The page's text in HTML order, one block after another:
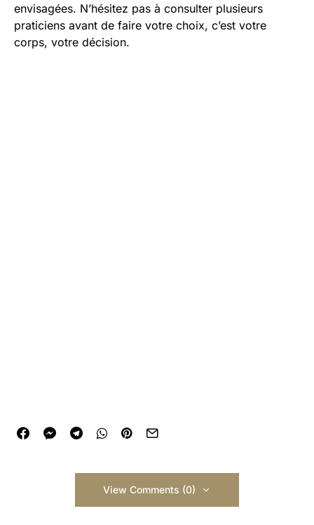
envisagées. N’hésitez pas à consulter plusieurs
praticiens avant de faire votre choix, c’est votre
corps, votre décision.
View Comments (0)